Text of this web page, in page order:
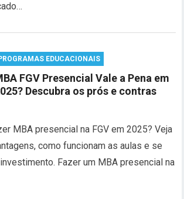
EDUCACIONAIS
FGV Presencial Vale a Pena em
Descubra os prós e contras
MBA presencial na FGV em 2025? Veja
como funcionam as aulas e se
Fazer um MBA presencial na